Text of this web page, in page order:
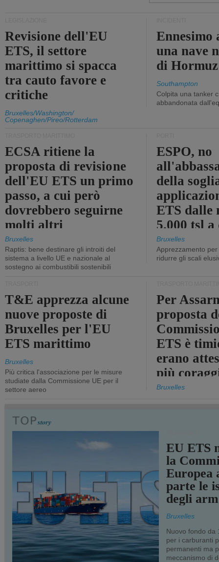
Revisione dell'EU
ETS, il settore
marittimo si spacca
tra cauto favore e
critiche
Bruxelles/Washington/
Copenaghen/Pireo/Rotterdam
Ennesimo
una nave
di Hormuz
Southampton
Colpita una tanker
abbandonata
ECSA ritiene la
proposta di revisione
dell'EU ETS un primo
passo, a cui però
dovrebbero seguirne
molti altri
Bruxelles
Raptis: bene destinare gli introiti del
sistema a livello UE e nazionale al
sostegno ai combustibili sostenibili
ESPO, no
della
ETS dalle
5.000 tsl
400 tsl
Bruxelles
Apprezzamento
ridurre gli scali
T&E apprezza alcune
nuove proposte di
Bruxelles per l'EU
ETS marittimo
Bruxelles
Più critica l'associazione per le misure
studiate dalla Commissione UE per il
settore aereo
Per
proposta
ETS è
erano
più
Bruxelles
EU ETS
la
Europea
parte le
degli
Bruxelles
Nuovo fondo da
per i carburanti
permanenti ma
meccanismo di